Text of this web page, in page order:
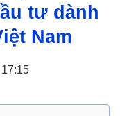
tư dành
Nam
17:15